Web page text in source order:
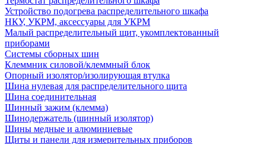
Устройство подогрева распределительного шкафа
НКУ, УКРМ, аксессуары для УКРМ
Малый распределительный щит, укомплектованный
приборами
Системы сборных шин
Клеммник силовой/клеммный блок
Опорный изолятор/изолирующая втулка
Шина нулевая для распределительного щита
Шина соединительная
Шинный зажим (клемма)
Шинодержатель (шинный изолятор)
Шины медные и алюминиевые
Щиты и панели для измерительных приборов